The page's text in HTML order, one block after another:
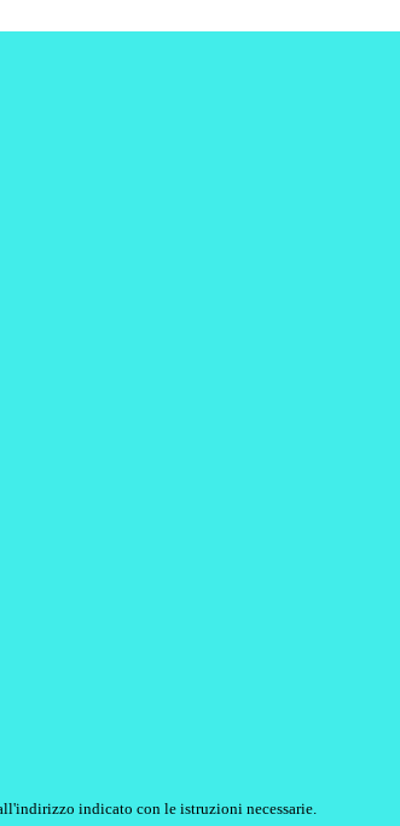
indicato con le istruzioni necessarie.